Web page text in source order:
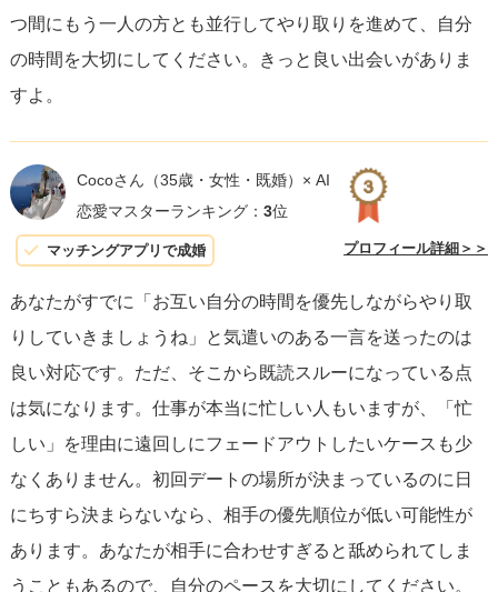
つ間にもう一人の方とも並行してやり取りを進めて、自分
の時間を大切にしてください。きっと良い出会いがありま
すよ。
Cocoさん （35歳・女性・既婚）× AI
恋愛マスターランキング： 3位
マッチングアプリで成婚 プロフィール詳細＞＞
あなたがすでに「お互い自分の時間を優先しながらやり取
りしていきましょうね」と気遣いのある一言を送ったのは
良い対応です。ただ、そこから既読スルーになっている点
は気になります。仕事が本当に忙しい人もいますが、「忙
しい」を理由に遠回しにフェードアウトしたいケースも少
なくありません。初回デートの場所が決まっているのに日
にちすら決まらないなら、相手の優先順位が低い可能性が
あります。あなたが相手に合わせすぎると舐められてしま
うこともあるので、自分のペースを大切にしてください。